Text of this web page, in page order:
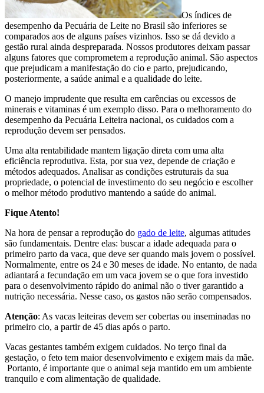
Os índices de
desempenho da Pecuária de Leite no Brasil são inferiores se
comparados aos de alguns países vizinhos. Isso se dá devido a
gestão rural ainda despreparada. Nossos produtores deixam passar
alguns fatores que comprometem a reprodução animal. São aspectos
que prejudicam a manifestação do cio e parto, prejudicando,
posteriormente, a saúde animal e a qualidade do leite.
O manejo imprudente que resulta em carências ou excessos de
minerais e vitaminas é um exemplo disso. Para o melhoramento do
desempenho da Pecuária Leiteira nacional, os cuidados com a
reprodução devem ser pensados.
Uma alta rentabilidade mantem ligação direta com uma alta
eficiência reprodutiva. Esta, por sua vez, depende de criação e
métodos adequados. Analisar as condições estruturais da sua
propriedade, o potencial de investimento do seu negócio e escolher
o melhor método produtivo mantendo a saúde do animal.
Fique Atento!
Na hora de pensar a reprodução do gado de leite, algumas atitudes
são fundamentais. Dentre elas: buscar a idade adequada para o
primeiro parto da vaca, que deve ser quando mais jovem o possível.
Normalmente, entre os 24 e 30 meses de idade. No entanto, de nada
adiantará a fecundação em um vaca jovem se o que fora investido
para o desenvolvimento rápido do animal não o tiver garantido a
nutrição necessária. Nesse caso, os gastos não serão compensados.
Atenção: As vacas leiteiras devem ser cobertas ou inseminadas no
primeiro cio, a partir de 45 dias após o parto.
Vacas gestantes também exigem cuidados. No terço final da
gestação, o feto tem maior desenvolvimento e exigem mais da mãe.
Portanto, é importante que o animal seja mantido em um ambiente
tranquilo e com alimentação de qualidade.